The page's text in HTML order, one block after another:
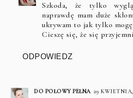
Szkoda, że tylko
naprawdę mam duże
ukrywam to jak tylko
Cieszę się, że się
ODPOWIEDZ
DO POŁOWY PEŁNA 29 KWIETNIA,